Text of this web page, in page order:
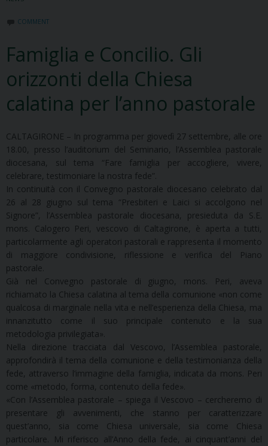
COMMENT
Famiglia e Concilio. Gli
orizzonti della Chiesa
calatina per l’anno pastorale
CALTAGIRONE – In programma per giovedì 27 settembre, alle ore
18.00, presso l’auditorium del Seminario, l’Assemblea pastorale
diocesana, sul tema “Fare famiglia per accogliere, vivere,
celebrare, testimoniare la nostra fede”.
In continuità con il Convegno pastorale diocesano celebrato dal
26 al 28 giugno sul tema “Presbiteri e Laici si accolgono nel
Signore”, l’Assemblea pastorale diocesana, presieduta da S.E.
mons. Calogero Peri, vescovo di Caltagirone, è aperta a tutti,
particolarmente agli operatori pastorali e rappresenta il momento
di maggiore condivisione, riflessione e verifica del Piano
pastorale.
Già nel Convegno pastorale di giugno, mons. Peri, aveva
richiamato la Chiesa calatina al tema della comunione «non come
qualcosa di marginale nella vita e nell’esperienza della Chiesa, ma
innanzitutto come il suo principale contenuto e la sua
metodologia privilegiata».
Nella direzione tracciata dal Vescovo, l’Assemblea pastorale,
approfondirà il tema della comunione e della testimonianza della
fede, attraverso l’immagine della famiglia, indicata da mons. Peri
come «metodo, forma, contenuto della fede».
«Con l’Assemblea pastorale – spiega il Vescovo – cercheremo di
presentare gli avvenimenti, che stanno per caratterizzare
quest’anno, sia come Chiesa universale, sia come Chiesa
particolare. Mi riferisco all’Anno della fede, ai cinquant’anni del